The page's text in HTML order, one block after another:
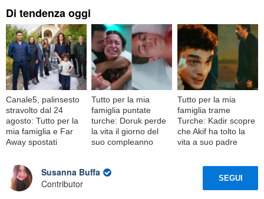
Di tendenza oggi
Canale5, palinsesto
stravolto dal 24
agosto: Tutto per la
mia famiglia e Far
Away spostati
Tutto per la mia
famiglia puntate
turche: Doruk perde
la vita il giorno del
suo compleanno
Tutto per la mia
famiglia trame
Turche: Kadir scopre
che Akif ha tolto la
vita a suo padre
Susanna Buffa
Contributor
SEGUI